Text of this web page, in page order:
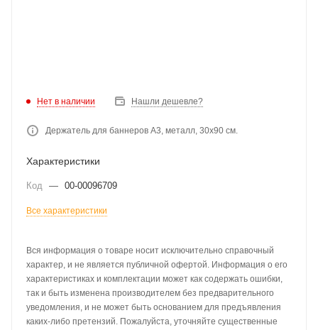
Нет в наличии Нашли дешевле?
Держатель для баннеров А3, металл, 30х90 см.
Характеристики
Код — 00-00096709
Все характеристики
Вся информация о товаре носит исключительно справочный
характер, и не является публичной офертой. Информация о его
характеристиках и комплектации может как содержать ошибки,
так и быть изменена производителем без предварительного
уведомления, и не может быть основанием для предъявления
каких-либо претензий. Пожалуйста, уточняйте существенные